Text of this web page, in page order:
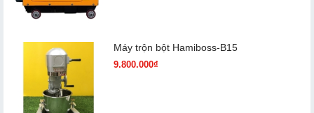
Máy trộn bột Hamiboss-B15
9.800.000₫